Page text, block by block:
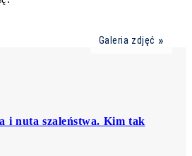
Galeria zdjęć
i nuta szaleństwa. Kim tak